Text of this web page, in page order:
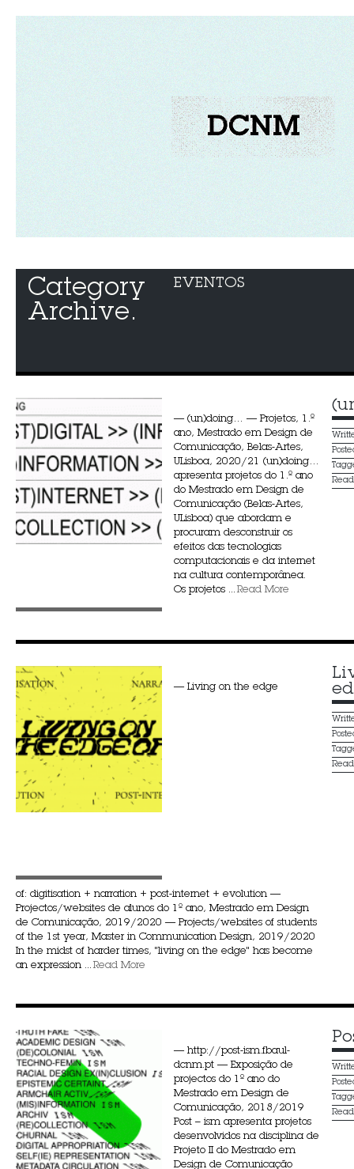
Category
Archive.
EVENTOS
— (un)doing… — Projetos, 1.º
ano, Mestrado em Design de
Comunicação, Belas-Artes,
ULisboa, 2020/21 (un)doing…
apresenta projetos do 1.º ano
do Mestrado em Design de
Comunicação (Belas-Artes,
ULisboa) que abordam e
procuram desconstruir os
efeitos das tecnologias
computacionais e da internet
na cultura contemporânea.
Os projetos ... Read More
— Living on the edge
of: digitisation + narration + post-internet + evolution —
Projectos/websites de alunos do 1º ano, Mestrado em Design
de Comunicação, 2019/2020 — Projects/websites of students
of the 1st year, Master in Communication Design, 2019/2020
In the midst of harder times, "living on the edge" has become
an expression ... Read More
— http://post-ism.fbaul-
dcnm.pt — Exposição de
projectos do 1º ano do
Mestrado em Design de
Comunicação, 2018/2019
Post – ism apresenta projetos
desenvolvidos na disciplina de
Projeto II do Mestrado em
Design de Comunicação